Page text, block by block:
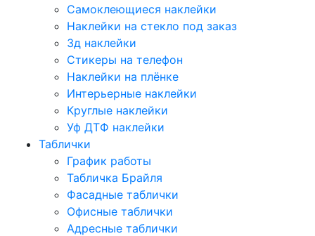
Самоклеющиеся наклейки
Наклейки на стекло под заказ
3д наклейки
Cтикеры на телефон
Наклейки на плёнке
Интерьерные наклейки
Круглые наклейки
Уф ДТФ наклейки
Таблички
График работы
Табличка Брайля
Фасадные таблички
Офисные таблички
Адресные таблички